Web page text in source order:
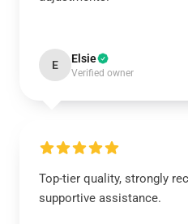
E Elsie
Verified owner
Top-tier quality, strongly
supportive assistance.